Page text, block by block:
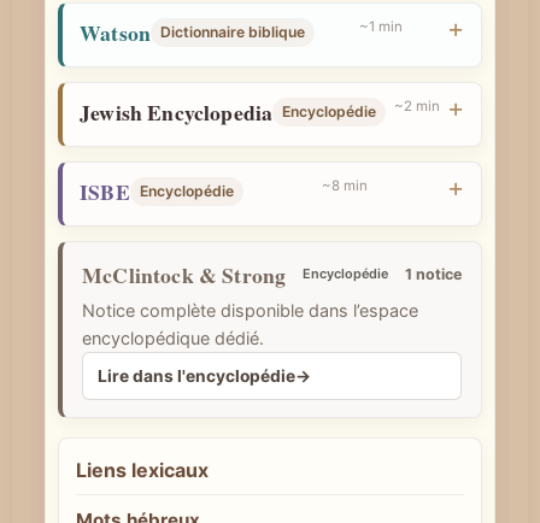
Liens lexicaux
Watson Dictionnaire biblique ~1 min
Jewish Encyclopedia Encyclopédie ~2 min
ISBE Encyclopédie ~8 min
McClintock & Strong Encyclopédie 1 notice
Notice complète disponible dans l’espace
encyclopédique dédié.
Lire dans l'encyclopédie→